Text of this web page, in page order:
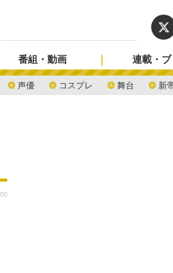
声優 コスプレ 舞台 新
番組・動画 連載・